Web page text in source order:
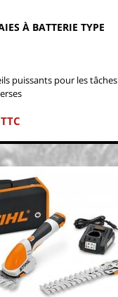
À BATTERIE TYPE
puissants pour les tâches